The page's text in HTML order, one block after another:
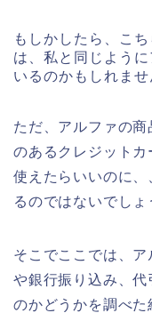
もしかしたら、こ
は、私と同じよう
いるのかもしれませ
ただ、アルファの
のあるクレジット
使えたらいいのに
るのではないでしょ
そこでここでは、
や銀行振り込み、
のかどうかを調べた